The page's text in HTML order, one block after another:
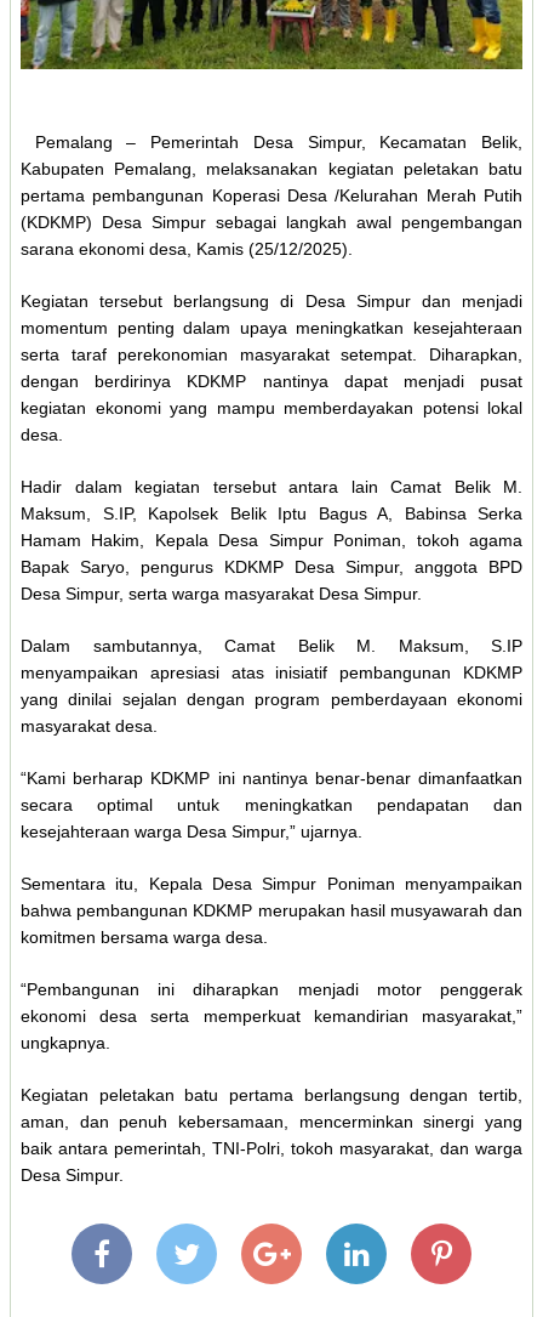
Pemalang – Pemerintah Desa Simpur, Kecamatan Belik,
Kabupaten Pemalang, melaksanakan kegiatan peletakan batu
pertama pembangunan Koperasi Desa /Kelurahan Merah Putih
(KDKMP) Desa Simpur sebagai langkah awal pengembangan
sarana ekonomi desa, Kamis (25/12/2025).
Kegiatan tersebut berlangsung di Desa Simpur dan menjadi
momentum penting dalam upaya meningkatkan kesejahteraan
serta taraf perekonomian masyarakat setempat. Diharapkan,
dengan berdirinya KDKMP nantinya dapat menjadi pusat
kegiatan ekonomi yang mampu memberdayakan potensi lokal
desa.
Hadir dalam kegiatan tersebut antara lain Camat Belik M.
Maksum, S.IP, Kapolsek Belik Iptu Bagus A, Babinsa Serka
Hamam Hakim, Kepala Desa Simpur Poniman, tokoh agama
Bapak Saryo, pengurus KDKMP Desa Simpur, anggota BPD
Desa Simpur, serta warga masyarakat Desa Simpur.
Dalam sambutannya, Camat Belik M. Maksum, S.IP
menyampaikan apresiasi atas inisiatif pembangunan KDKMP
yang dinilai sejalan dengan program pemberdayaan ekonomi
masyarakat desa.
“Kami berharap KDKMP ini nantinya benar-benar dimanfaatkan
secara optimal untuk meningkatkan pendapatan dan
kesejahteraan warga Desa Simpur,” ujarnya.
Sementara itu, Kepala Desa Simpur Poniman menyampaikan
bahwa pembangunan KDKMP merupakan hasil musyawarah dan
komitmen bersama warga desa.
“Pembangunan ini diharapkan menjadi motor penggerak
ekonomi desa serta memperkuat kemandirian masyarakat,”
ungkapnya.
Kegiatan peletakan batu pertama berlangsung dengan tertib,
aman, dan penuh kebersamaan, mencerminkan sinergi yang
baik antara pemerintah, TNI-Polri, tokoh masyarakat, dan warga
Desa Simpur.